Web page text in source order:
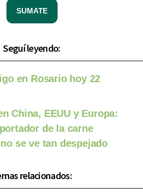
SUMATE
Seguí leyendo:
en Rosario hoy 22
China, EEUU y Europa:
de la carne
se ve tan despejado
relacionados: